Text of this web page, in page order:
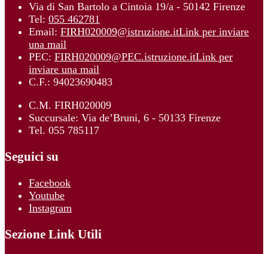
Via di San Bartolo a Cintoia 19/a - 50142 Firenze
Tel: 055 462781
Email: FIRH020009@istruzione.itLink per inviare
una mail
PEC: FIRH020009@PEC.istruzione.itLink per
inviare una mail
C.F.: 94023690483
C.M. FIRH020009
Succursale: Via de’Bruni, 6 - 50133 Firenze
Tel. 055 785117
Seguici su
Facebook
Youtube
Instagram
Sezione Link Utili